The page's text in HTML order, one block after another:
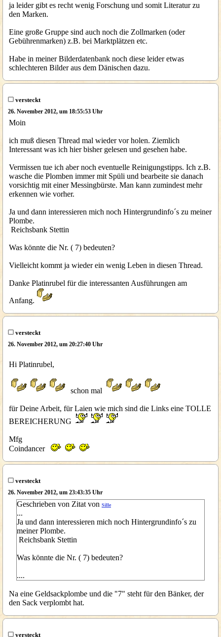
ja leider gibt es recht wenig Forschung und somit Literatur zu
den Marken.
Eine große Gruppe sind auch noch die Zollmarken (oder
Gebührenmarken) z.B. bei Marktplätzen etc.
Habe in meiner Bilderdatenbank noch diese leider etwas
schlechteren Bilder aus dem Dänischen dazu.
versteckt
26. November 2012, um 18:55:53 Uhr
Moin
ich muß diesen Thread mal wieder vor holen. Ziemlich
Interessant was ich hier bisher gelesen und gesehen habe.
Vermissen tue ich aber noch eventuelle Reinigungstipps. Ich z.B.
wasche die Plomben immer mit Spüli und bearbeite sie danach
vorsichtig mit einer Messingbürste. Man kann zumindest mehr
erkennen wie vorher.
Ja und dann interessieren mich noch Hintergrundinfo´s zu meiner
Plombe.
Reichsbank Stettin
Was könnte die Nr. ( 7) bedeuten?
Vielleicht kommt ja wieder ein wenig Leben in diesen Thread.
Danke Platinrubel für die interessanten Ausführungen am
Anfang.
versteckt
26. November 2012, um 20:27:40 Uhr
Hi Platinrubel,
schon mal
für Deine Arbeit, für Laien wie mich sind die Links eine TOLLE
BEREICHERUNG
Mfg
Coindancer
versteckt
26. November 2012, um 23:43:35 Uhr
Geschrieben von Zitat von Sille
...
Ja und dann interessieren mich noch Hintergrundinfo´s zu
meiner Plombe.
Reichsbank Stettin
Was könnte die Nr. ( 7) bedeuten?
....
Na eine Geldsackplombe und die "7" steht für den Bänker, der
den Sack verplombt hat.
versteckt